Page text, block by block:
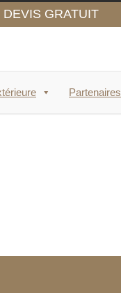
DEVIS GRATUIT
Partenaires